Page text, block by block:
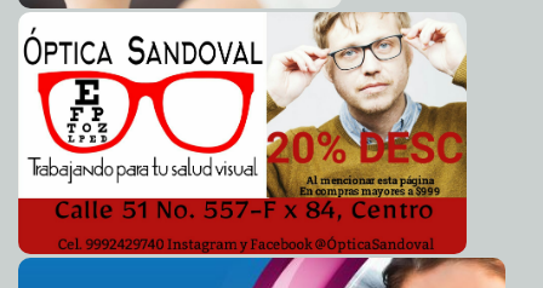
2011-03-22 10:46:25 Javier Corral Jurado
2011-03-22 10:44:48 Taller literario infantil "Mi Centro Histórico", en la recta
final Lois Izquierdo
2011-03-22 10:44:38 Admira alcaldesa con más de 6 mil personas el
equinoccio en Dzibilchaltún
2011-03-22 10:35:35 El gobierno de Angélica Araujo, de "fantasmas", dicen
los regidores panistas A7
2011-03-19 23:13:17 La xenofobia no ayuda contra el combate a los
criminales Franz de J. Fortuny Loret de Mola
2011-03-18 23:00:00 De show en show Goyito Zavala
Guardiano Delatorre S.J.